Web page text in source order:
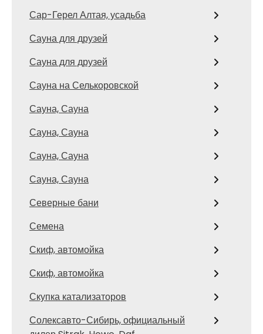
Сар-Герел Алтая, усадьба
Сауна для друзей
Сауна для друзей
Сауна на Селькоровской
Сауна, Сауна
Сауна, Сауна
Сауна, Сауна
Сауна, Сауна
Северные бани
Семена
Скиф, автомойка
Скиф, автомойка
Скупка катализаторов
Солексавто-Сибирь, официальный